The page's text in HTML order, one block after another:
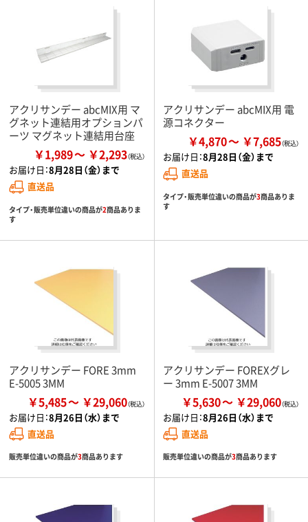
アクリサンデー abcMIX用 マ
グネット連結用オプションパ
ーツ マグネット連結用台座
￥1,989 ￥2,293
お届け日：8月28日（金）まで
直送品
タイプ・販売単位違いの商品が2商品ありま
す
アクリサンデー abcMIX用 電
源コネクター
￥4,870 ￥7,685
お届け日：8月28日（金）まで
直送品
タイプ・販売単位違いの商品が3商品ありま
す
アクリサンデー FORE 3mm
E-5005 3MM
￥5,485 ￥29,060
お届け日：8月26日（水）まで
直送品
販売単位違いの商品が3商品あります
アクリサンデー FOREXグレ
ー 3mm E-5007 3MM
￥5,630 ￥29,060
お届け日：8月26日（水）まで
直送品
販売単位違いの商品が3商品あります